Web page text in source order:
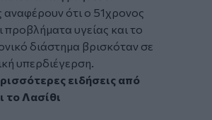
ότι ο 51χρονος
προβλήματα υγείας και το
διάστημα βρισκόταν σε
υπερδιέγερση.
ειδήσεις από
το Λασίθι